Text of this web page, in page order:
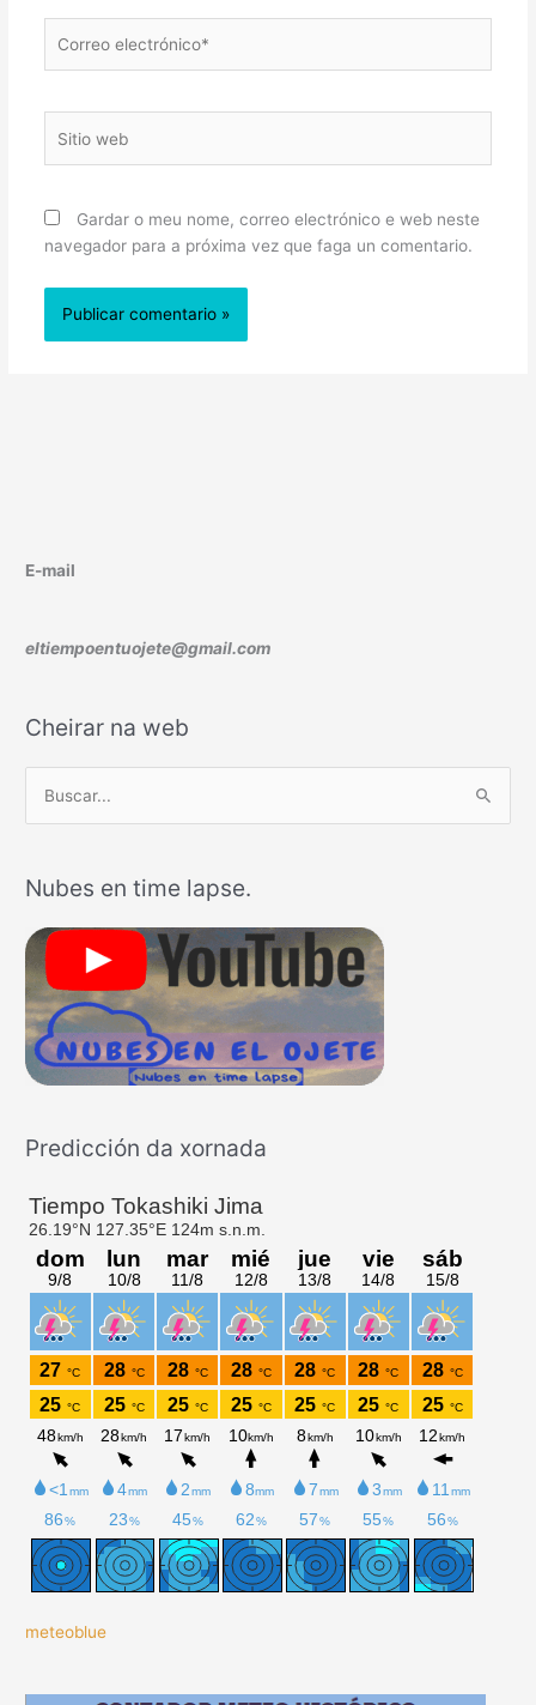
electrónico*
web
Gardar o meu nome, correo electrónico e web neste
navegador para a próxima vez que faga un comentario.
E-mail
eltiempoentuojete@gmail.com
Cheirar na web
c
a
p
o
r
Nubes en time lapse.
Predicción da xornada
meteoblue